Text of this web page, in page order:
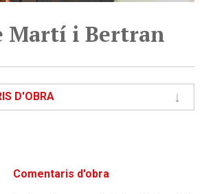
Martí i Bertran
D'OBRA
Comentaris d'obra